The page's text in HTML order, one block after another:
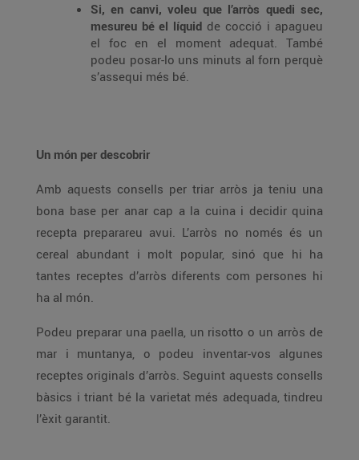
Si, en canvi, voleu que l’arròs quedi sec,
mesureu bé el líquid de cocció i apagueu
el foc en el moment adequat. També
podeu posar-lo uns minuts al forn perquè
s’assequi més bé.
Un món per descobrir
Amb aquests consells per triar arròs ja teniu una
bona base per anar cap a la cuina i decidir quina
recepta preparareu avui. L’arròs no només és un
cereal abundant i molt popular, sinó que hi ha
tantes receptes d’arròs diferents com persones hi
ha al món.
Podeu preparar una paella, un risotto o un arròs de
mar i muntanya, o podeu inventar-vos algunes
receptes originals d’arròs. Seguint aquests consells
bàsics i triant bé la varietat més adequada, tindreu
l’èxit garantit.